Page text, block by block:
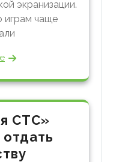
экранизации.
играм чаще
СТС»